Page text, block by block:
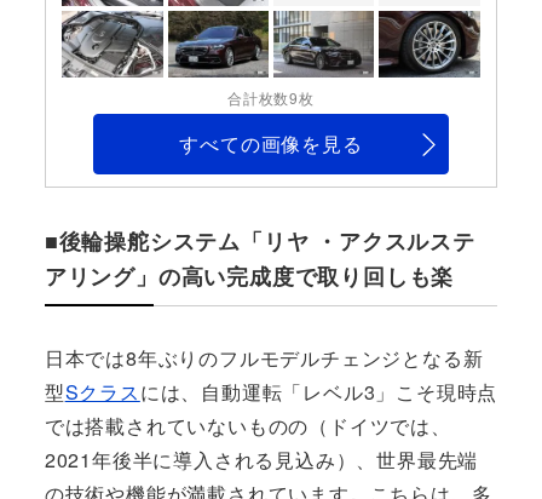
合計枚数9枚
すべての画像を見る
■後輪操舵システム「リヤ ・アクスルステ
アリング」の高い完成度で取り回しも楽
日本では8年ぶりのフルモデルチェンジとなる新
型Sクラスには、自動運転「レベル3」こそ現時点
では搭載されていないものの（ドイツでは、
2021年後半に導入される見込み）、世界最先端
の技術や機能が満載されています。こちらは、多